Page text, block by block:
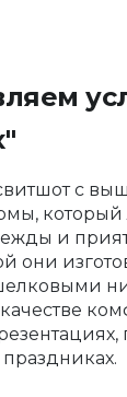
с
который
и
они
качестве